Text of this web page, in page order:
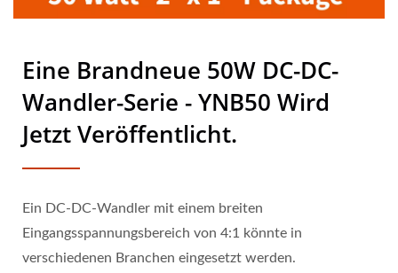
Eine Brandneue 50W DC-DC-
Wandler-Serie - YNB50 Wird
Jetzt Veröffentlicht.
Ein DC-DC-Wandler mit einem breiten
Eingangsspannungsbereich von 4:1 könnte in
verschiedenen Branchen eingesetzt werden.